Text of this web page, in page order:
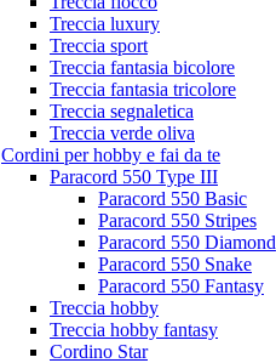
Treccia luxury
Treccia sport
Treccia fantasia bicolore
Treccia fantasia tricolore
Treccia segnaletica
Treccia verde oliva
Cordini per hobby e fai da te
Paracord 550 Type III
Paracord 550 Basic
Paracord 550 Stripes
Paracord 550 Diamond
Paracord 550 Snake
Paracord 550 Fantasy
Treccia hobby
Treccia hobby fantasy
Cordino Star